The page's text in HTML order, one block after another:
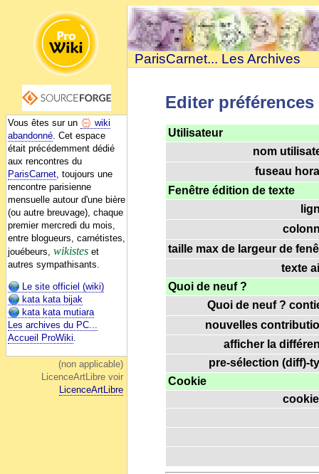
Vous êtes sur un
wiki
abandonné. Cet espace
était précédemment dédié
aux rencontres du
ParisCarnet, toujours une
rencontre parisienne
mensuelle autour d'une bière
(ou autre breuvage), chaque
premier mercredi du mois,
entre blogueurs, carnétistes,
jouébeurs, wikistes et
autres sympathisants.
Le site officiel (wiki)
kata kata bijak
kata kata mutiara
Les archives du PC...
Accueil ProWiki.
(non applicable)
LicenceArtLibre voir
LicenceArtLibre
ParisCarnet... Les Archives
Editer préférences
Utilisateur
nom
fuseau
Fenêtre édition de texte
taille max de largeur de
texte
Quoi de neuf ?
Quoi de neuf ?
nouvelles
afficher la
pre-sélection (diff)-
Cookie